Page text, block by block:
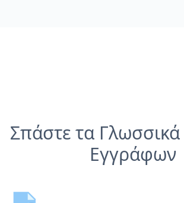
Σπάστε τα
Εγγράφων